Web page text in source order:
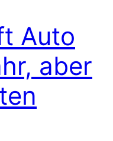
Auto
aber